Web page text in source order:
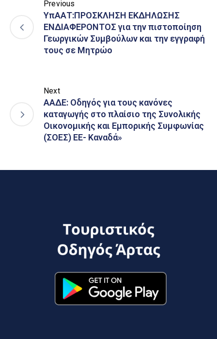
Previous
ΥπΑΑΤ:ΠΡΟΣΚΛΗΣΗ ΕΚΔΗΛΩΣΗΣ
ΕΝΔΙΑΦΕΡΟΝΤΟΣ για την πιστοποίηση
Γεωργικών Συμβούλων και την εγγραφή
τους σε Μητρώο
Next
ΑΑΔΕ: Οδηγός για τους κανόνες
καταγωγής στο πλαίσιο της Συνολικής
Οικονομικής και Εμπορικής Συμφωνίας
(ΣΟΕΣ) ΕΕ- Καναδά»